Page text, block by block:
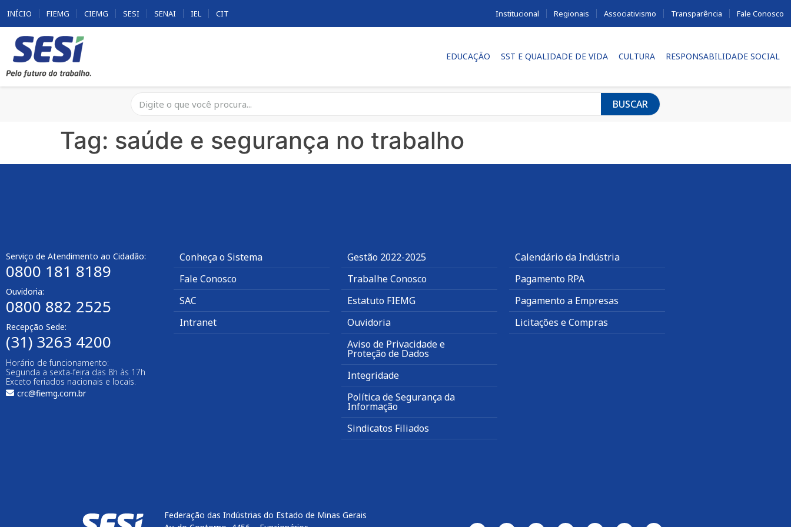
INÍCIO FIEMG CIEMG SESI SENAI IEL CIT Institucional Regionais Associativismo Transparência Fale Conosco
EDUCAÇÃO SST E QUALIDADE DE VIDA CULTURA RESPONSABILIDADE SOCIAL
BUSCAR
Tag: saúde e segurança no trabalho
Serviço de Atendimento ao Cidadão:
0800 181 8189
Ouvidoria:
0800 882 2525
Recepção Sede:
(31) 3263 4200
Horário de funcionamento:
Segunda a sexta-feira das 8h às 17h
Exceto feriados nacionais e locais.
crc@fiemg.com.br
Conheça o Sistema
Fale Conosco
SAC
Intranet
Gestão 2022-2025
Trabalhe Conosco
Estatuto FIEMG
Ouvidoria
Aviso de Privacidade e
Proteção de Dados
Integridade
Política de Segurança da
Informação
Sindicatos Filiados
Calendário da Indústria
Pagamento RPA
Pagamento a Empresas
Licitações e Compras
Federação das Indústrias do Estado de Minas Gerais